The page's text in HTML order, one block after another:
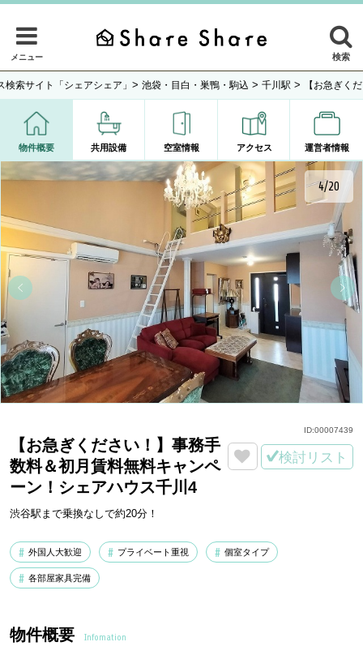
メニュー 検索
検索サイト「シェアシェア」 > 池袋・目白・巣鴨・駒込 > 千川駅 > 【お急ぎく
物件概要 共用設備 空室情報 アクセス 運営者情報
4/20
【お急ぎください！】事務手
数料＆初月賃料無料キャンペ
ーン！シェアハウス千川4
渋谷駅まで乗換なしで約20分！
検討リスト
外国人大歓迎 プライベート重視 個室タイプ
各部屋家具完備
ID:00007439
物件概要 Infomation